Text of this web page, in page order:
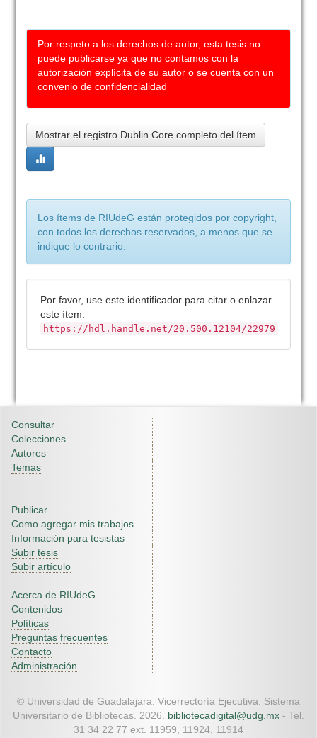
Por respeto a los derechos de autor, esta tesis no
puede publicarse ya que no contamos con la
autorización explícita de su autor o se cuenta con un
convenio de confidencialidad
Mostrar el registro Dublin Core completo del ítem
Los ítems de RIUdeG están protegidos por copyright,
con todos los derechos reservados, a menos que se
indique lo contrario.
Por favor, use este identificador para citar o enlazar
este ítem:
https://hdl.handle.net/20.500.12104/22979
Consultar
Colecciones
Autores
Temas
Publicar
Como agregar mis trabajos
Información para tesistas
Subir tesis
Subir artículo
Acerca de RIUdeG
Contenidos
Políticas
Preguntas frecuentes
Contacto
Administración
© Universidad de Guadalajara. Vicerrectoría Ejecutiva. Sistema
Universitario de Bibliotecas. 2026. bibliotecadigital@udg.mx - Tel.
31 34 22 77 ext. 11959, 11924, 11914